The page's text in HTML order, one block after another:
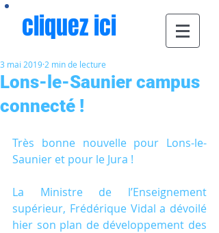
cliquez ici
Lons-le-Saunier campus
connecté !
3 mai 2019 2 min de lecture
Très bonne nouvelle pour Lons-le-
Saunier et pour le Jura !
La Ministre de l’Enseignement
supérieur, Frédérique Vidal a dévoilé
hier son plan de développement des